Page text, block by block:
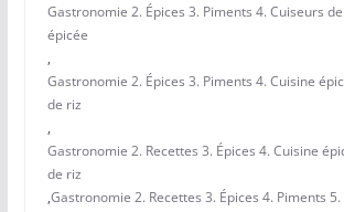
Gastronomie 2. Épices 3. Piments 4. Cuiseurs
épicée
,
Gastronomie 2. Épices 3. Piments 4. Cuisine
de riz
,
Gastronomie 2. Recettes 3. Épices 4. Cuisine
de riz
,Gastronomie 2. Recettes 3. Épices 4. Piments